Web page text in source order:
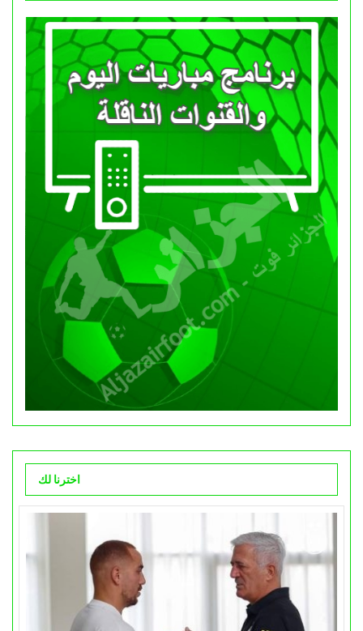
اخترنا لك